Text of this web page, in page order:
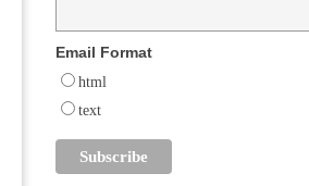
Email Format
html
text